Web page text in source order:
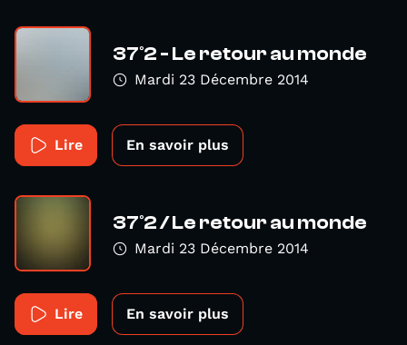
37°2 - Le retour au monde
Mardi 23 Décembre 2014
Lire En savoir plus
37°2 / Le retour au monde
Mardi 23 Décembre 2014
Lire En savoir plus